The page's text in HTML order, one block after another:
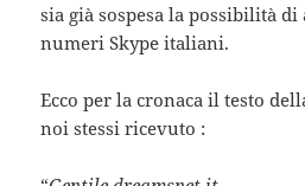
sia già sospesa la possibilità
numeri Skype italiani.
Ecco per la cronaca il testo
noi stessi ricevuto :